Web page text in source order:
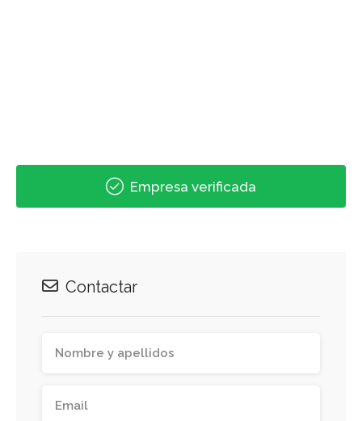
Empresa verificada
Contactar